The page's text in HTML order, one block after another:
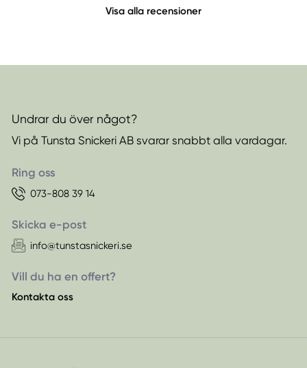
Visa alla recensioner
Undrar du över något?
Vi på Tunsta Snickeri AB svarar snabbt alla vardagar.
Ring oss
073-808 39 14
Skicka e-post
info@tunstasnickeri.se
Vill du ha en offert?
Kontakta oss